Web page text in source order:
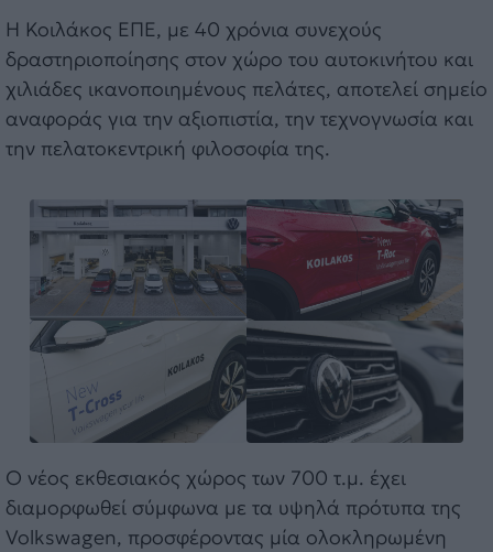
Η Κοιλάκος ΕΠΕ, με 40 χρόνια συνεχούς
δραστηριοποίησης στον χώρο του αυτοκινήτου και
χιλιάδες ικανοποιημένους πελάτες, αποτελεί σημείο
αναφοράς για την αξιοπιστία, την τεχνογνωσία και
την πελατοκεντρική φιλοσοφία της.
Ο νέος εκθεσιακός χώρος των 700 τ.μ. έχει
διαμορφωθεί σύμφωνα με τα υψηλά πρότυπα της
Volkswagen, προσφέροντας μία ολοκληρωμένη